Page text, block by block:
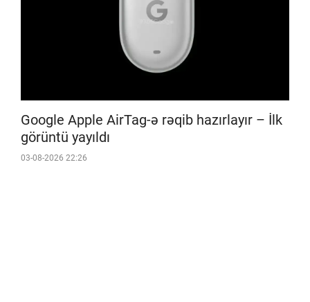
Google Apple AirTag-ə rəqib hazırlayır – İlk
görüntü yayıldı
03-08-2026 22:26